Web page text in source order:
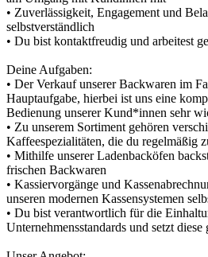
• Zuverlässigkeit, Engagement und
selbstverständlich
• Du bist kontaktfreudig und arbeitest
Deine Aufgaben:
• Der Verkauf unserer Backwaren im
Hauptaufgabe, hierbei ist uns eine
Bedienung unserer Kund*innen sehr
• Zu unserem Sortiment gehören
Kaffeespezialitäten, die du regelmäßig
• Mithilfe unserer Ladenbacköfen
frischen Backwaren
• Kassiervorgänge und
unseren modernen Kassensystemen
• Du bist verantwortlich für die
Unternehmensstandards und setzt